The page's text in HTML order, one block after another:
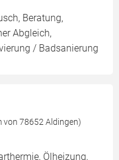
Beratung,
Abgleich,
/ Badsanierung
von 78652 Aldingen)
Ölheizung,